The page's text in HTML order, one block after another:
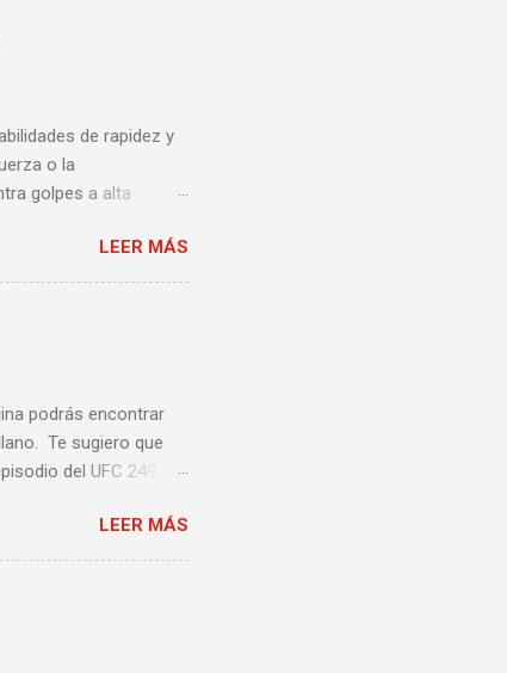
de rapidez y
o la
golpes a alta
enseñamos algunos
de videos podrás
LEER MÁS
podrás encontrar
Te sugiero que
del UFC 249
LEER MÁS